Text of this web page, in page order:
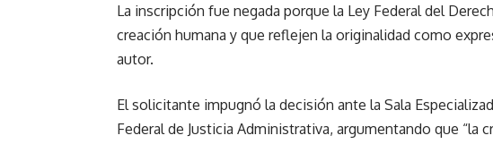
La inscripción fue negada porque la Ley Federal del
creación humana y que reflejen la originalidad como
autor.
El solicitante impugnó la decisión ante la Sala
Federal de Justicia Administrativa, argumentando que “la